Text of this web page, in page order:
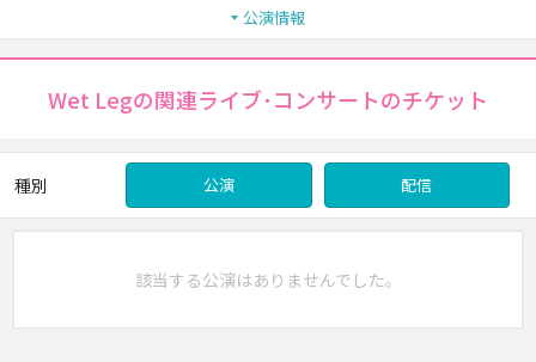
公演情報
Wet Legの関連ライブ･コンサートのチケット
種別 公演 配信
該当する公演はありませんでした。